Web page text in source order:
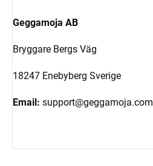
Geggamoja AB
Bryggare Bergs Väg
18247 Enebyberg Sverige
Email: support@geggamoja.com